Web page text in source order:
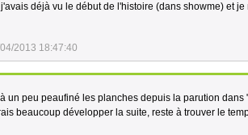
déjà vu le début de l'histoire (dans showme) et
2013 18:47:40
un peu peaufiné les planches depuis la parution dans
beaucoup développer la suite, reste à trouver le